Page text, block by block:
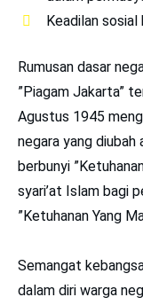
Keadilan
Rumusan dasar
”Piagam Jakarta”
Agustus 1945
negara yang
berbunyi
syari’at Islam bagi
”Ketuhanan Yang
Semangat
dalam diri warga